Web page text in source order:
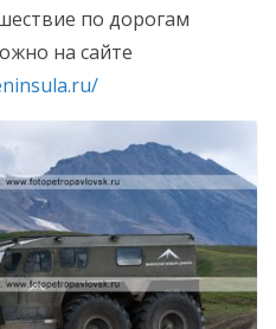
по дорогам
на сайте